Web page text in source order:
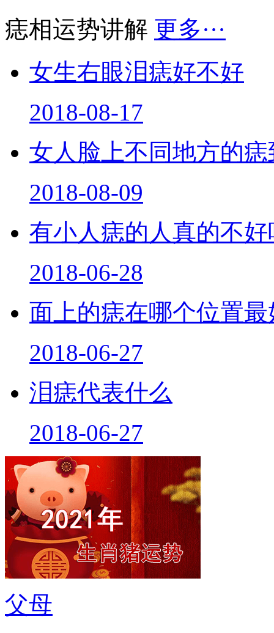
痣相运势讲解 更多···
女生右眼泪痣好不好
2018-08-17
女人脸上不同地方的
2018-08-09
有小人痣的人真的不好
2018-06-28
面上的痣在哪个位置最
2018-06-27
泪痣代表什么
2018-06-27
父母